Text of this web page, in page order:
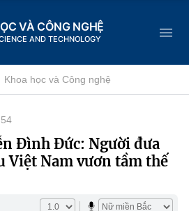
VÀ CÔNG NGHỆ
AND TECHNOLOGY
Khoa học và Công nghệ
Đình Đức: Người đưa
Việt Nam vươn tầm thế